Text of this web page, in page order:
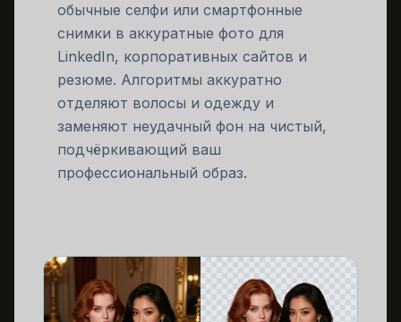
обычные селфи или смартфонные
снимки в аккуратные фото для
LinkedIn, корпоративных сайтов и
резюме. Алгоритмы аккуратно
отделяют волосы и одежду и
заменяют неудачный фон на чистый,
подчёркивающий ваш
профессиональный образ.